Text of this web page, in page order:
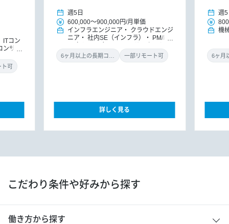
ITコン
ンサル
ト可
週5日
600,000～900,000円/月単価
インフラエンジニア
クラウドエンジ
ニア
社内SE（インフラ）
PM/PM
（インフラ）
ITコンサルタント
D
Xコンサルタント
一部リモート可
詳しく見る
週5
機
こだわり条件や好みから探す
働き方から探す